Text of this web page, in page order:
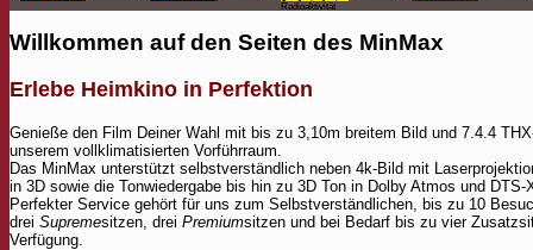
Radioaktivität
Willkommen auf den Seiten des MinMax
Erlebe Heimkino in Perfektion
Genieße den Film Deiner Wahl mit bis zu 3,10m breitem Bild und 7.4.4
unserem vollklimatisierten Vorführraum.
Das MinMax unterstützt selbstverständlich neben 4k-Bild mit
in 3D sowie die Tonwiedergabe bis hin zu 3D Ton in Dolby Atmos und DTS-
Perfekter Service gehört für uns zum Selbstverständlichen, bis zu 10
drei Supremesitzen, drei Premiumsitzen und bei Bedarf bis zu vier
Verfügung.